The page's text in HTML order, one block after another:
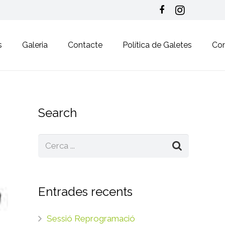
Galeria Contacte Política de Galetes
Search
Entrades recents
Sessió Reprogramació